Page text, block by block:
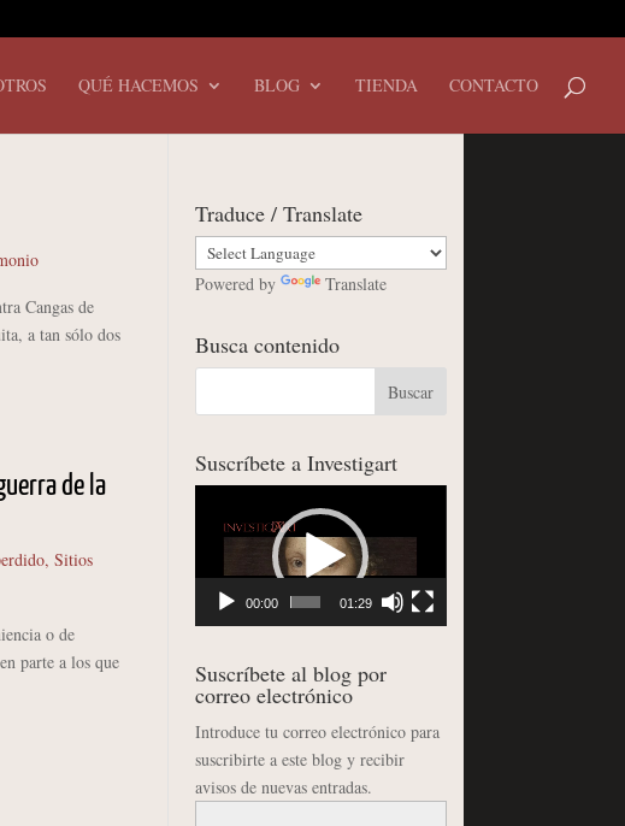
QUÉ HACEMOS BLOG TIENDA CONTACTO
Cangas de
a tan sólo dos
de la
, Sitios
o de
parte a los que
Traduce / Translate
Powered by Translate
Busca contenido
Suscríbete a Investigart
00:00 01:29
Suscríbete al blog por
correo electrónico
Introduce tu correo electrónico para
suscribirte a este blog y recibir
avisos de nuevas entradas.